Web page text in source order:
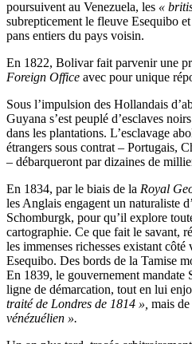
poursuivent au Venezuela, les «
subrepticement le fleuve Esequibo
pans entiers du pays voisin.
En 1822, Bolivar fait parvenir une
Foreign Office avec pour unique
Sous l’impulsion des Hollandais
Guyana s’est peuplé d’esclaves
dans les plantations. L’esclavage
étrangers sous contrat – Portugais,
– débarqueront par dizaines de
En 1834, par le biais de la Royal
les Anglais engagent un naturaliste
Schomburgk, pour qu’il explore
cartographie. Ce que fait le savant,
les immenses richesses existant
Esequibo. Des bords de la Tamise
En 1839, le gouvernement
ligne de démarcation, tout en lui
traité de Londres de 1814 », mais de
vénézuélien ».